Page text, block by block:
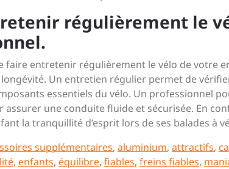
régulièrement le
faire entretenir régulièrement le vélo de votre
Un entretien régulier permet de
essentiels du vélo. Un professionnel
assurer une conduite fluide et sécurisée. En
la tranquillité d’esprit lors de ses balades à
supplémentaires, aluminium, attractifs,
, enfants, équilibre, fiables, freins fiables,